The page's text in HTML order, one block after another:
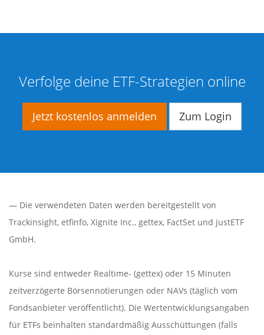
Verfolge deine ETF-Strategien online
Jetzt kostenlos anmelden Zum Login
— Die verwendeten Daten werden bereitgestellt von
Trackinsight, etfinfo, Xignite Inc., gettex, FactSet und justETF
GmbH.
Kurse sind entweder Realtime- (gettex) oder 15 Minuten
zeitverzögerte Börsennotierungen oder NAVs (täglich vom
Fondsanbieter veröffentlicht). Die Wertentwicklungsangaben
für ETFs beinhalten standardmäßig Ausschüttungen (falls